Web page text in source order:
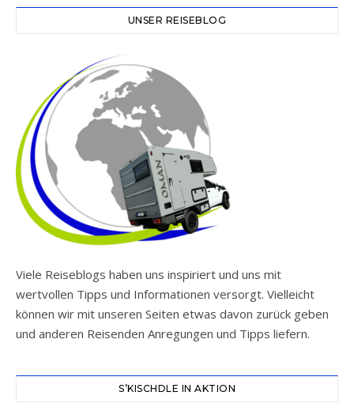
UNSER REISEBLOG
Viele Reiseblogs haben uns inspiriert und uns mit
wertvollen Tipps und Informationen versorgt. Vielleicht
können wir mit unseren Seiten etwas davon zurück geben
und anderen Reisenden Anregungen und Tipps liefern.
S’KISCHDLE IN AKTION